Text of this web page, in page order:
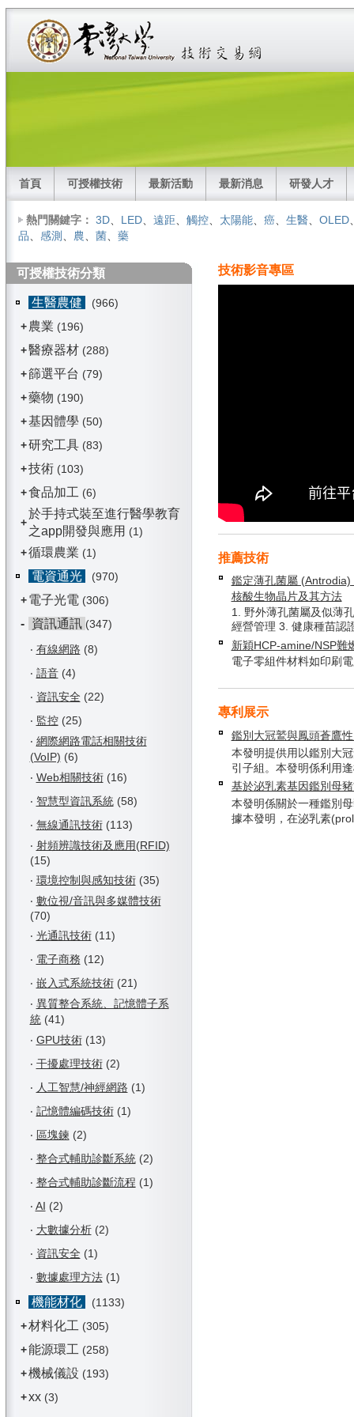
首頁 可授權技術 最新活動 最新消息 研發人才
熱門關鍵字： 3D、 LED、 遠距、 觸控、 太陽能、 癌、 生醫、 OLED
品、 感測 、 農、 菌、 藥
可授權技術分類
生醫農健
(966)
+ 農業 (196)
+醫療器材 (288)
+篩選平台 (79)
+藥物 (190)
+基因體學 (50)
+研究工具(83)
+技術(103)
+食品加工 (6)
+
於手持式裝至進行醫學教育
之app開發與應用 (1)
+循環農業 (1)
電資通光
(970)
+ 電子光電 (306)
- 資訊通訊 (347)
‧ 有線網路 (8)
‧ 語音(4)
‧ 資訊安全 (22)
‧ 監控(25)
‧ 網際網路電話相關技術
(VoIP) (6)
‧ Web相關技術(16)
‧ 智慧型資訊系統(58)
‧ 無線通訊技術(113)
‧ 射頻辨識技術及應用(RFID)
(15)
‧ 環境控制與感知技術(35)
‧ 數位視/音訊與多媒體技術
(70)
‧ 光通訊技術(11)
‧ 電子商務 (12)
‧ 嵌入式系統技術(21)
‧ 異質整合系統、記憶體子系
統(41)
‧ GPU技術(13)
‧ 干擾處理技術(2)
‧ 人工智慧/神經網路 (1)
‧ 記憶體編碼技術(1)
‧ 區塊鍊 (2)
‧ 整合式輔助診斷系統(2)
‧ 整合式輔助診斷流程 (1)
‧ AI (2)
‧ 大數據分析(2)
‧ 資訊安全 (1)
‧ 數據處理方法(1)
機能材化
(1133)
+材料化工 (305)
+能源環工 (258)
+機械儀設 (193)
+xx(3)
技術影音專區
推薦技術
鑑定薄孔菌屬
核酸生物晶片及其方法
1. 野外薄孔菌屬及似薄
經營管理 3. 健康種苗認
新穎HCP-amine/NSP難
電子零組件材料如印刷
專利展示
鑑別大冠鷲與鳳頭蒼鷹
本發明提供用以鑑別大
引子組。本發明係利用
基於泌乳素基因鑑別母
本發明係關於一種鑑別
據本發明，在泌乳素